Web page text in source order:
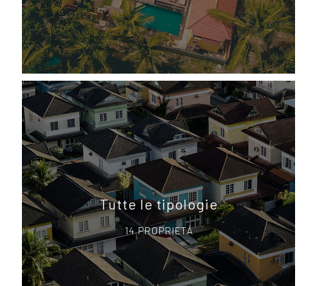
Tutte le tipologie
14 PROPRIETÀ